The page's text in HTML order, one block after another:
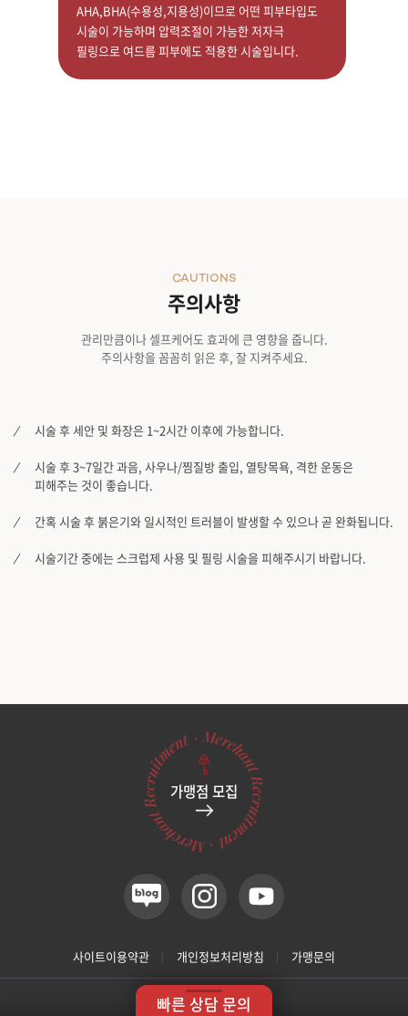
빠른 상담 문의
AHA,BHA(수용성,지용성)이므로 어떤 피부타입도
시술이 가능하며 압력조절이 가능한 저자극
필링으로 여드름 피부에도 적용한 시술입니다.
주의사항
CAUTIONS
관리만큼이나 셀프케어도 효과에 큰 영향을 줍니다.
주의사항을 꼼꼼히 읽은 후, 잘 지켜주세요.
시술 후 세안 및 화장은 1~2시간 이후에 가능합니다.
시술 후 3~7일간 과음, 사우나/찜질방 출입, 열탕목욕, 격한 운동은
피해주는 것이 좋습니다.
간혹 시술 후 붉은기와 일시적인 트러블이 발생할 수 있으나 곧 완화됩니다.
시술기간 중에는 스크럽제 사용 및 필링 시술을 피해주시기 바랍니다.
가맹점 모집
사이트이용약관 개인정보처리방침 가맹문의
사업자정보